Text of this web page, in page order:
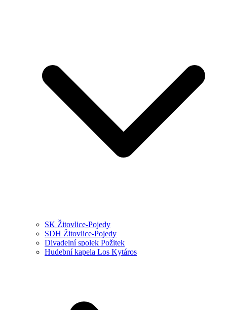
SK Žitovlice-Pojedy
SDH Žitovlice-Pojedy
Divadelní spolek Požitek
Hudební kapela Los Kytáros